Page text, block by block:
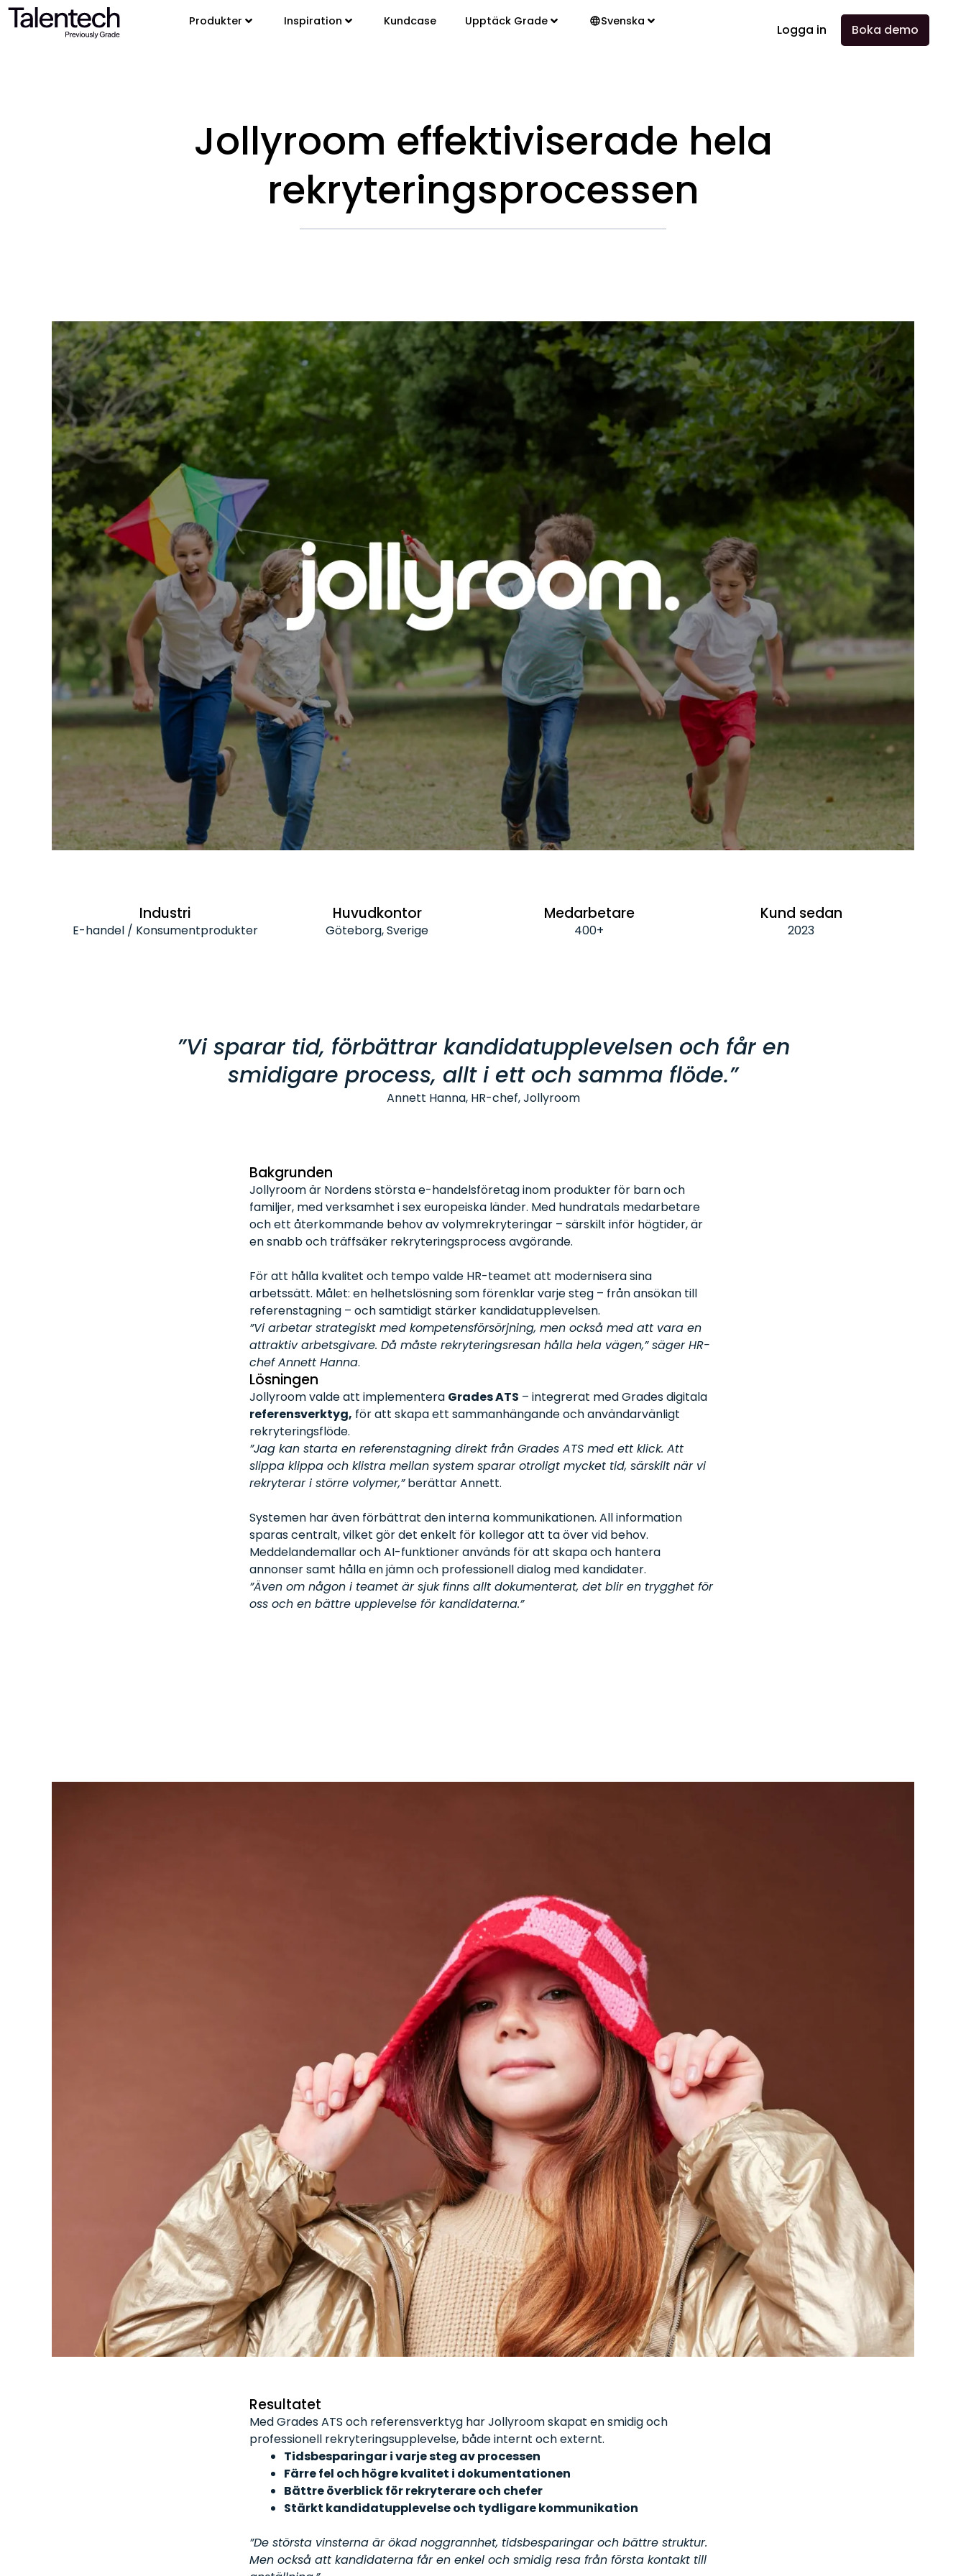
Produkter Inspiration Kundcase Upptäck Grade Svenska
Logga in Boka demo
Jollyroom effektiviserade hela
rekryteringsprocessen
Industri
E-handel / Konsumentprodukter
Huvudkontor
Göteborg, Sverige
Medarbetare
400+
Kund sedan
2023
”Vi sparar tid, förbättrar kandidatupplevelsen och får en
smidigare process, allt i ett och samma flöde.”
Annett Hanna, HR-chef, Jollyroom
Bakgrunden
Jollyroom är Nordens största e-handelsföretag inom produkter för barn och
familjer, med verksamhet i sex europeiska länder. Med hundratals medarbetare
och ett återkommande behov av volymrekryteringar – särskilt inför högtider, är
en snabb och träffsäker rekryteringsprocess avgörande.
För att hålla kvalitet och tempo valde HR-teamet att modernisera sina
arbetssätt. Målet: en helhetslösning som förenklar varje steg – från ansökan till
referenstagning – och samtidigt stärker kandidatupplevelsen.
”Vi arbetar strategiskt med kompetensförsörjning, men också med att vara en
attraktiv arbetsgivare. Då måste rekryteringsresan hålla hela vägen,” säger HR-
chef Annett Hanna.
Lösningen
Jollyroom valde att implementera Grades ATS – integrerat med Grades digitala
referensverktyg, för att skapa ett sammanhängande och användarvänligt
rekryteringsflöde.
”Jag kan starta en referenstagning direkt från Grades ATS med ett klick. Att
slippa klippa och klistra mellan system sparar otroligt mycket tid, särskilt när vi
rekryterar i större volymer,”berättar Annett.
Systemen har även förbättrat den interna kommunikationen. All information
sparas centralt, vilket gör det enkelt för kollegor att ta över vid behov.
Meddelandemallar och AI-funktioner används för att skapa och hantera
annonser samt hålla en jämn och professionell dialog med kandidater.
”Även om någon i teamet är sjuk finns allt dokumenterat, det blir en trygghet för
oss och en bättre upplevelse för kandidaterna.”
Resultatet
Med Grades ATS och referensverktyg har Jollyroom skapat en smidig och
professionell rekryteringsupplevelse, både internt och externt.
Tidsbesparingar i varje steg av processen
Färre fel och högre kvalitet i dokumentationen
Bättre överblick för rekryterare och chefer
Stärkt kandidatupplevelse och tydligare kommunikation
”De största vinsterna är ökad noggrannhet, tidsbesparingar och bättre struktur.
Men också att kandidaterna får en enkel och smidig resa från första kontakt till